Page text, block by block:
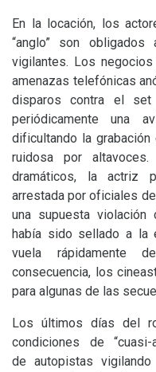
En la locación, los
“anglo” son
vigilantes. Los
amenazas telefónicas
disparos contra el
periódicamente una
dificultando la
ruidosa por
dramáticos, la actriz
arrestada por oficiales
una supuesta
había sido sellado a la
vuela rápidamente
consecuencia, los
para algunas de las
Los últimos días del
condiciones de
de autopistas